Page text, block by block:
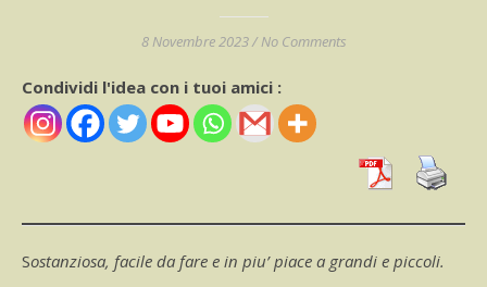
8 Novembre 2023/ No Comments
Condividi l'idea con i tuoi amici :
Sostanziosa, facile da fare e in piu’ piace a grandi e piccoli.